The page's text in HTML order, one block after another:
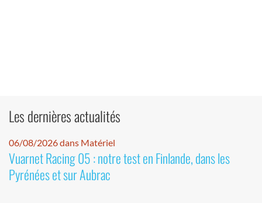
Les dernières actualités
06/08/2026 dans Matériel
Vuarnet Racing 05 : notre test en Finlande, dans les
Pyrénées et sur Aubrac